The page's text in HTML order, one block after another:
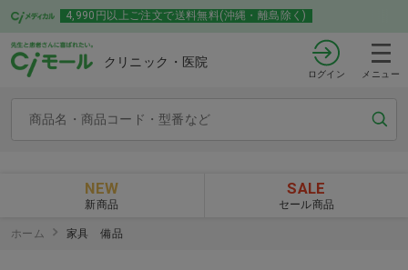
4,990円以上ご注文で送料無料(沖縄・離島除く)
クリニック・医院
ログイン メニュー
NEW
新商品
SALE
セール商品
ホーム 家具 備品